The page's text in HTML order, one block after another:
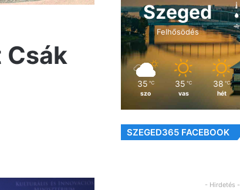
Szeged
Felhősödés
35 ℃
szo
35 ℃
vas
38 ℃
hét
SZEGED365 FACEBOOK
- Hirdetés -